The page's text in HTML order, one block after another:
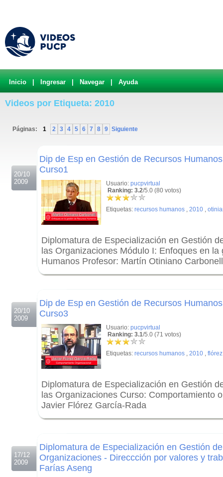
Inicio Ingresar Navegar Ayuda
Videos por Etiqueta: 2010
Páginas: 1 2 3 4 5 6 7 8 9 Siguiente
20/10
2009
Dip de Esp en Gestión de Recursos
Curso1
Usuario: pucpvirtual
Ranking: 3.2/5.0 (80 votos)
Etiquetas: recursos humanos , 2010 ,
Diplomatura de Especialización en Gestión
las Organizaciones Módulo I: Enfoques en
Humanos Profesor: Martín Otiniano Carbonell
20/10
2009
Dip de Esp en Gestión de Recursos
Curso3
Usuario: pucpvirtual
Ranking: 3.1/5.0 (71 votos)
Etiquetas: recursos humanos , 2010 ,
Diplomatura de Especialización en Gestión
las Organizaciones Curso: Comportamiento
Javier Flórez García-Rada
17/12
2009
Diplomatura de Especialización en Gestión
Organizaciones - Direccción por valores y
Farías Aseng